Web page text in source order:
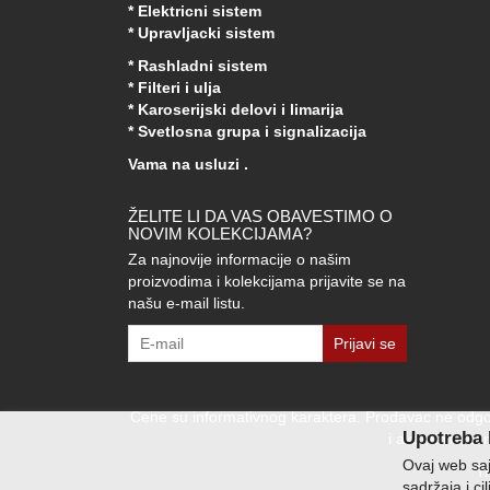
* Elektricni sistem
* Upravljacki sistem
* Rashladni sistem
* Filteri i ulja
* Karoserijski delovi i limarija
* Svetlosna grupa i signalizacija
Vama na usluzi .
ŽELITE LI DA VAS OBAVESTIMO O
NOVIM KOLEKCIJAMA?
Za najnovije informacije o našim
proizvodima i kolekcijama prijavite se na
našu e-mail listu.
Prijavi se
Cene su informativnog karaktera. Prodavac ne
i aktuelnim
Upotreba
Ovaj web